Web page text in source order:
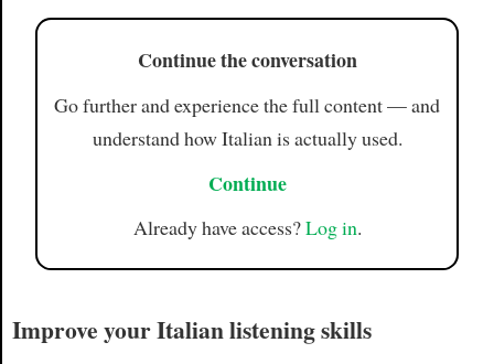
Continue the conversation
Go further and experience the full content — and
understand how Italian is actually used.
Continue
Already have access?Log in.
Improve your Italian listening skills